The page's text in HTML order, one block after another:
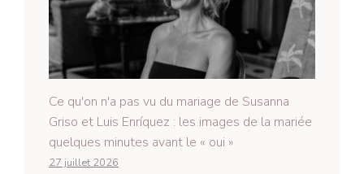
Ce qu'on n'a pas vu du mariage de Susanna
Griso et Luis Enríquez : les images de la mariée
quelques minutes avant le « oui »
27 juillet 2026